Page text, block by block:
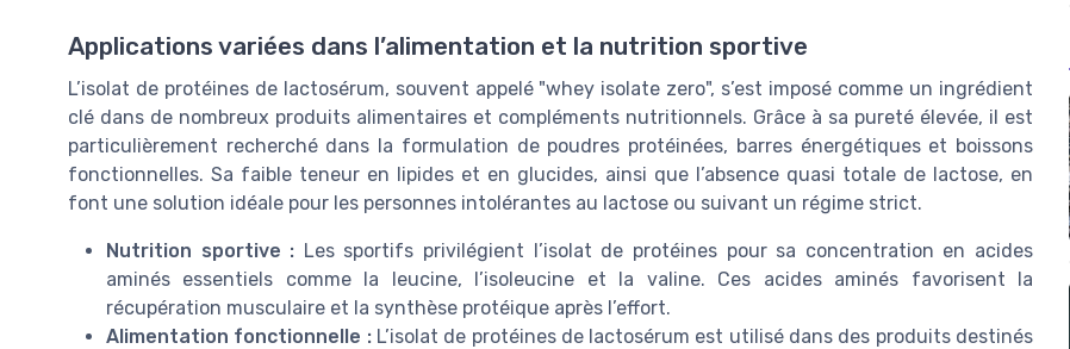
Applications variées dans l’alimentation et la nutrition sportive
L’isolat de protéines de lactosérum, souvent appelé "whey isolate zero", s’est imposé comme un ingrédient
clé dans de nombreux produits alimentaires et compléments nutritionnels. Grâce à sa pureté élevée, il est
particulièrement recherché dans la formulation de poudres protéinées, barres énergétiques et boissons
fonctionnelles. Sa faible teneur en lipides et en glucides, ainsi que l’absence quasi totale de lactose, en
font une solution idéale pour les personnes intolérantes au lactose ou suivant un régime strict.
Nutrition sportive : Les sportifs privilégient l’isolat de protéines pour sa concentration en acides
aminés essentiels comme la leucine, l’isoleucine et la valine. Ces acides aminés favorisent la
récupération musculaire et la synthèse protéique après l’effort.
Alimentation fonctionnelle :L’isolat de protéines de lactosérum est utilisé dans des produits destinés